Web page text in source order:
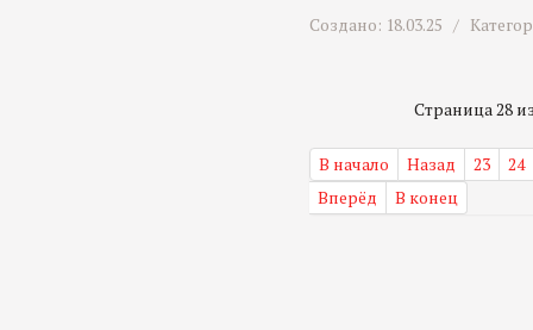
Создано: 18.03.25 /
Страница 28
В начало Назад 23
24
Вперёд
В конец